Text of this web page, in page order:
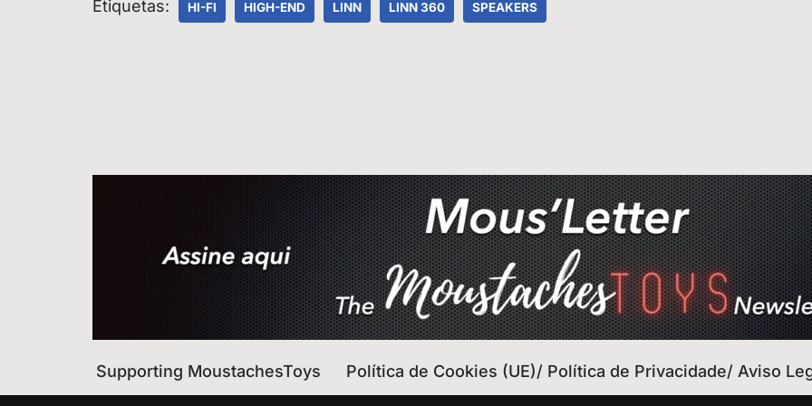
Etiquetas: HI-FI HIGH-END LINN LINN 360 SPEAKERS
Supporting MoustachesToys Política de Cookies (UE)/ Política de Privacidade/ Aviso